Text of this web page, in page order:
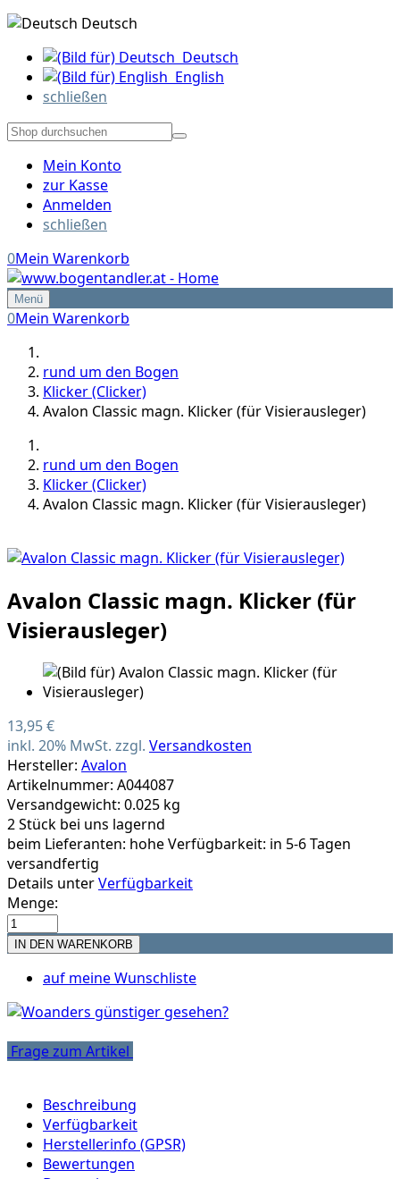
Deutsch
Deutsch
English
schließen
Mein Konto
zur Kasse
Anmelden
schließen
0Mein Warenkorb
Menü
0Mein Warenkorb
rund um den Bogen
Klicker (Clicker)
Avalon Classic magn. Klicker (für Visierausleger)
rund um den Bogen
Klicker (Clicker)
Avalon Classic magn. Klicker (für Visierausleger)
Avalon Classic magn. Klicker (für
Visierausleger)
13,95 €
inkl. 20% MwSt. zzgl. Versandkosten
Hersteller: Avalon
Artikelnummer: A044087
Versandgewicht: 0.025 kg
2 Stück bei uns lagernd
beim Lieferanten: hohe Verfügbarkeit: in 5-6 Tagen
versandfertig
Details unterVerfügbarkeit
Menge:
auf meine Wunschliste
Frage zum Artikel
Beschreibung
Verfügbarkeit
Herstellerinfo (GPSR)
Bewertungen